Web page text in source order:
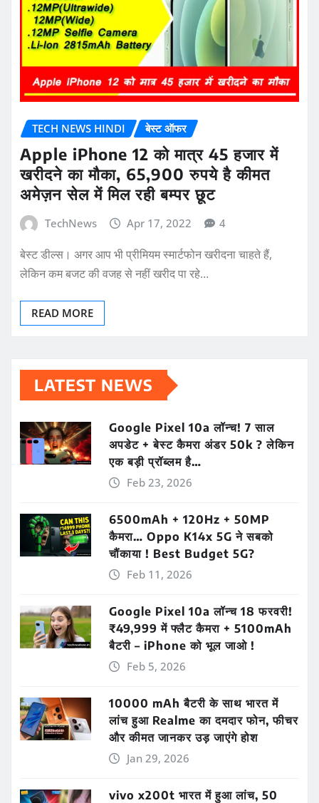
TECH NEWS HINDI बेस्ट ऑफर
Apple iPhone 12 को मात्र 45 हजार में
खरीदने का मौका, 65,900 रुपये है कीमत
अमेज़न सेल में मिल रही बम्पर छूट
TechNews Apr 17, 2022 4
बेस्ट डील्स। अगर आप भी प्रीमियम स्मार्टफोन खरीदना चाहते हैं,
लेकिन कम बजट की वजह से नहीं खरीद पा रहे…
READ MORE
LATEST NEWS
Google Pixel 10a लॉन्च! 7 साल
अपडेट + बेस्ट कैमरा अंडर 50k ? लेकिन
एक बड़ी प्रॉब्लम है…
Feb 23, 2026
6500mAh + 120Hz + 50MP
कैमरा… Oppo K14x 5G ने सबको
चौंकाया ! Best Budget 5G?
Feb 11, 2026
Google Pixel 10a लॉन्च 18 फरवरी!
₹49,999 में फ्लैट कैमरा + 5100mAh
बैटरी – iPhone को भूल जाओ !
Feb 5, 2026
10000 mAh बैटरी के साथ भारत में
लांच हुआ Realme का दमदार फोन, फीचर
और कीमत जानकर उड़ जाएंगे होश
Jan 29, 2026
vivo x200t भारत में हुआ लांच, 50